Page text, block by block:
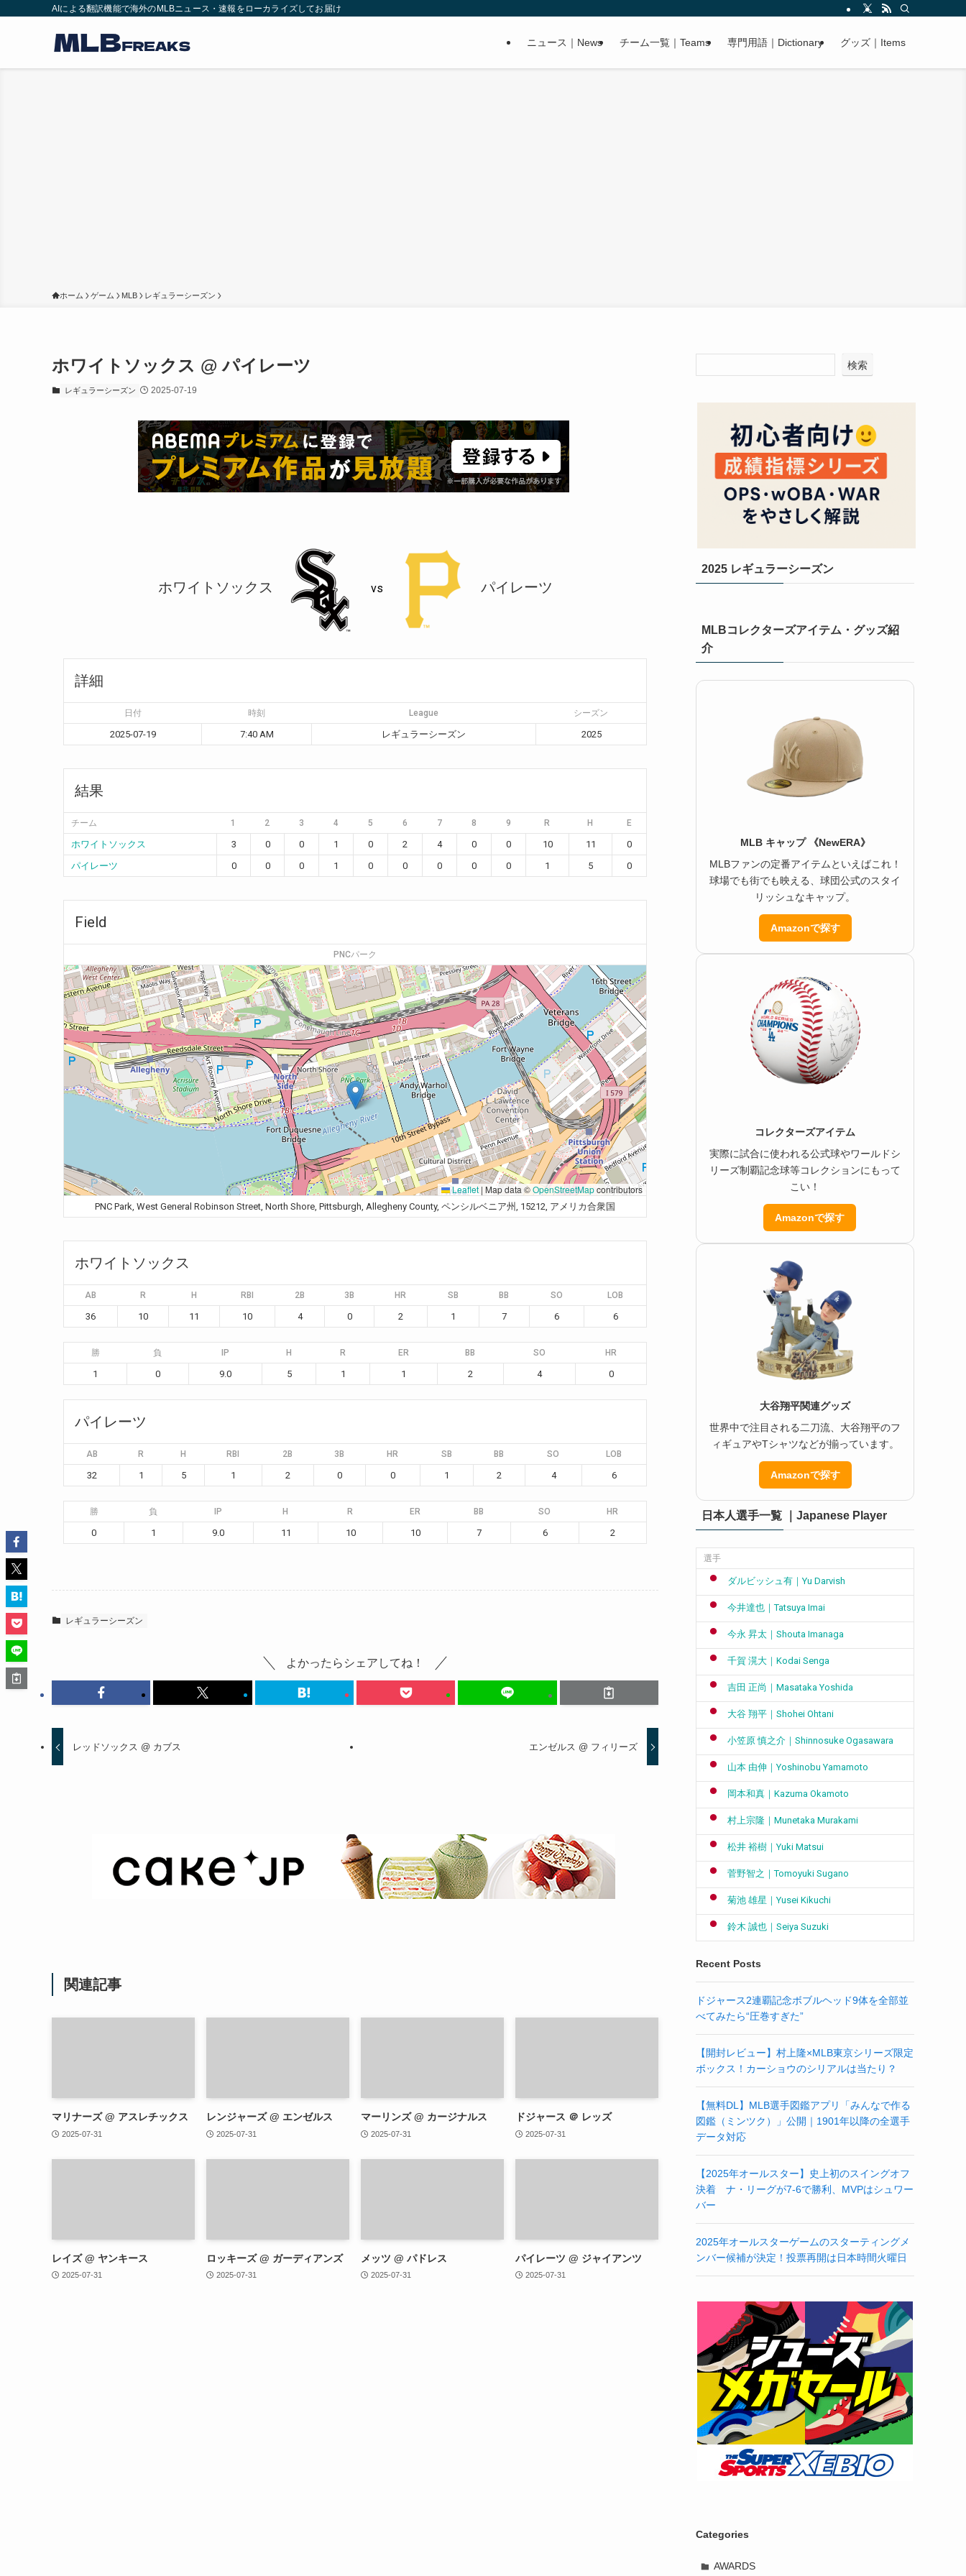
AIによる翻訳機能で海外のMLBニュース・速報をローカライズしてお届け
ニュース｜News チーム一覧｜Teams 専門用語｜Dictionary グッズ｜Items
ホーム ゲーム MLB レギュラーシーズン
ホワイトソックス @ パイレーツ
レギュラーシーズン 2025-07-19
ホワイトソックス vs パイレーツ
詳細
日付 時刻 League シーズン
2025-07-19 7:40 AM レギュラーシーズン 2025
結果
チーム 1 2 3 4 5 6 7 8 9 R H E
ホワイトソックス 3 0 0 1 0 2 4 0 0 10 11
0
パイレーツ
0 0 0 1 0 0 0 0 0 1 5 0
Field
PNCパーク
Leaflet | Map data ©OpenStreetMapcontributors
PNC Park, West General Robinson Street, North Shore, Pittsburgh, Allegheny County, ペンシルベニア州, 15212, アメリカ合衆国
ホワイトソックス
AB R H RBI 2B 3B HR SB BB SO LOB
36 10 11 10 4 0 2 1 7 6 6
勝 負 IP H R ER BB SO HR
1 0 9.0 5 1 1 2 4 0
パイレーツ
AB R H RBI 2B 3B HR SB BB SO LOB
32 1 5 1 2 0 0 1 2 4 6
勝 負 IP H R ER BB SO HR
0 1 9.0 11 10 10 7 6 2
レギュラーシーズン
よかったらシェアしてね！
レッドソックス @ カブス エンゼルス @ フィリーズ
関連記事
マリナーズ @ アスレチックス
2025-07-31
レンジャーズ @ エンゼルス
2025-07-31
マーリンズ @ カージナルス
2025-07-31
ドジャース ＠ レッズ
2025-07-31
レイズ @ ヤンキース
2025-07-31
ロッキーズ @ ガーディアンズ
2025-07-31
メッツ @ パドレス
2025-07-31
パイレーツ @ ジャイアンツ
2025-07-31
検索
2025 レギュラーシーズン
MLBコレクターズアイテム・グッズ紹
介
MLB キャップ 《NewERA》
MLBファンの定番アイテムといえばこれ！
球場でも街でも映える、球団公式のスタイ
リッシュなキャップ。
Amazonで探す
コレクターズアイテム
実際に試合に使われる公式球やワールドシ
リーズ制覇記念球等コレクションにもって
こい！
Amazonで探す
大谷翔平関連グッズ
世界中で注目される二刀流、大谷翔平のフ
ィギュアやTシャツなどが揃っています。
Amazonで探す
日本人選手一覧 ｜Japanese Player
選手
ダルビッシュ有｜Yu Darvish
今井達也｜Tatsuya Imai
今永 昇太｜Shouta Imanaga
千賀 滉大｜Kodai Senga
吉田 正尚｜Masataka Yoshida
大谷 翔平｜Shohei Ohtani
小笠原 慎之介｜Shinnosuke Ogasawara
山本 由伸｜Yoshinobu Yamamoto
岡本和真｜Kazuma Okamoto
村上宗隆｜Munetaka Murakami
松井 裕樹｜Yuki Matsui
菅野智之｜Tomoyuki Sugano
菊池 雄星｜Yusei Kikuchi
鈴木 誠也｜Seiya Suzuki
Recent Posts
ドジャース2連覇記念ボブルヘッド9体を全部並
べてみたら“圧巻すぎた”
【開封レビュー】村上隆×MLB東京シリーズ限定
ボックス！カーショウのシリアルは当たり？
【無料DL】MLB選手図鑑アプリ「みんなで作る
図鑑（ミンツク）」公開｜1901年以降の全選手
データ対応
【2025年オールスター】史上初のスイングオフ
決着 ナ・リーグが7-6で勝利、MVPはシュワー
バー
2025年オールスターゲームのスターティングメ
ンバー候補が決定！投票再開は日本時間火曜日
Categories
AWARDS